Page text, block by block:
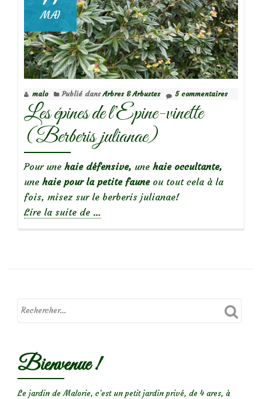
MAI
malo Publié dansArbres & Arbustes 5 commentaires
Les épines de l’Epine-vinette
(Berberis julianae)
Pour une haie défensive, une haie occultante,
une haie pour la petite faune ou tout cela à la
fois, misez sur le berberis julianae!
Lire la suite de
de
vinette
…
Bienvenue !
Le jardin de Malorie, c'est un petit jardin privé, de 4 ares, à